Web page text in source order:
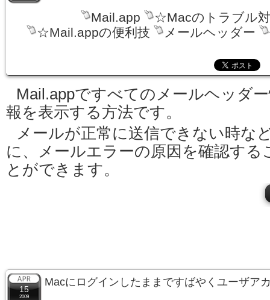
Mail.app
☆Macのトラブル
☆Mail.appの便利技
メールヘッダー
Mail.appですべてのメールヘッダ
報を表示する方法です。
メールが正常に送信できない時な
に、メールエラーの原因を確認する
とができます。
15
2009
Macにログインしたままですばやくユーザア